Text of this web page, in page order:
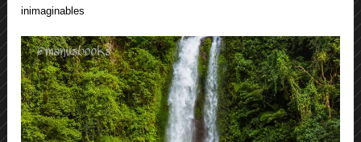
inimaginables